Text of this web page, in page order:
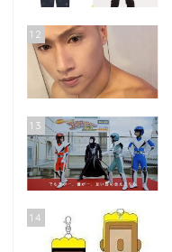
12
13
14